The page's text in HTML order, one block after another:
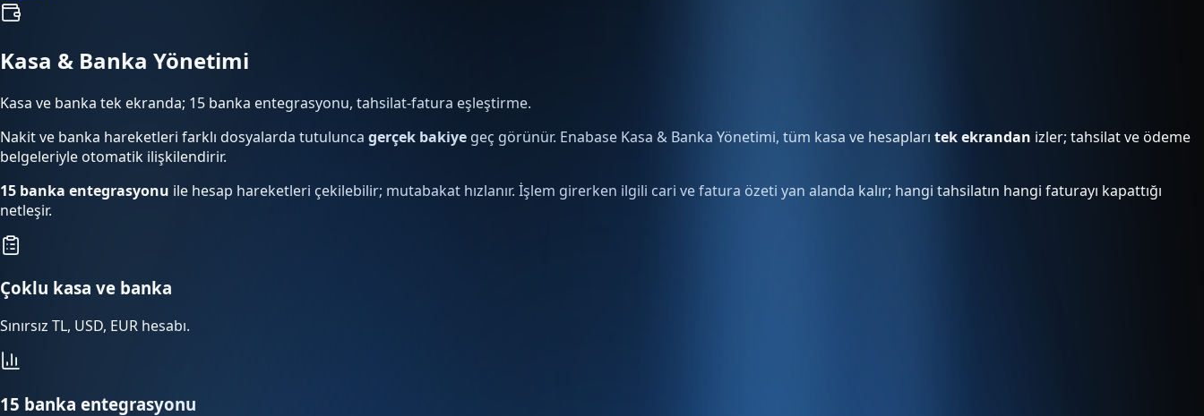
Kasa & Banka Yönetimi
Kasa ve banka tek ekranda; 15 banka entegrasyonu, tahsilat-fatura eşleştirme.
Nakit ve banka hareketleri farklı dosyalarda tutulunca gerçek bakiye geç görünür. Enabase Kasa & Banka Yönetimi, tüm kasa ve hesapları tek ekrandan izler; tahsilat ve ödeme
belgeleriyle otomatik ilişkilendirir.
15 banka entegrasyonu ile hesap hareketleri çekilebilir; mutabakat hızlanır. İşlem girerken ilgili cari ve fatura özeti yan alanda kalır; hangi tahsilatın hangi faturayı kapattığı
netleşir.
Çoklu kasa ve banka
Sınırsız TL, USD, EUR hesabı.
15 banka entegrasyonu